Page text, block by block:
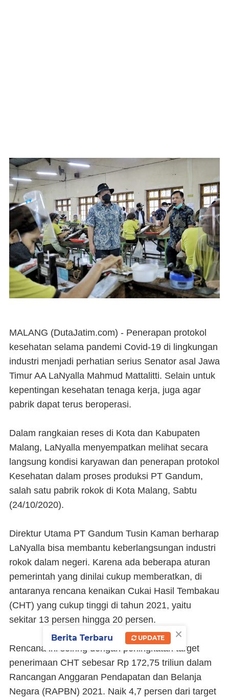
MALANG (DutaJatim.com) - Penerapan protokol
kesehatan selama pandemi Covid-19 di lingkungan
industri menjadi perhatian serius Senator asal Jawa
Timur AA LaNyalla Mahmud Mattalitti. Selain untuk
kepentingan kesehatan tenaga kerja, juga agar
pabrik dapat terus beroperasi.
Dalam rangkaian reses di Kota dan Kabupaten
Malang, LaNyalla menyempatkan melihat secara
langsung kondisi karyawan dan penerapan protokol
Kesehatan dalam proses produksi PT Gandum,
salah satu pabrik rokok di Kota Malang, Sabtu
(24/10/2020).
Direktur Utama PT Gandum Tusin Kaman berharap
LaNyalla bisa membantu keberlangsungan industri
rokok dalam negeri. Karena ada beberapa aturan
pemerintah yang dinilai cukup memberatkan, di
antaranya rencana kenaikan Cukai Hasil Tembakau
(CHT) yang cukup tinggi di tahun 2021, yaitu
sekitar 13 persen hingga 20 persen.
Rencana ini seiring dengan peningkatan target
penerimaan CHT sebesar Rp 172,75 triliun dalam
Rancangan Anggaran Pendapatan dan Belanja
Negara (RAPBN) 2021. Naik 4,7 persen dari target
×
Berita Terbaru UPDATE